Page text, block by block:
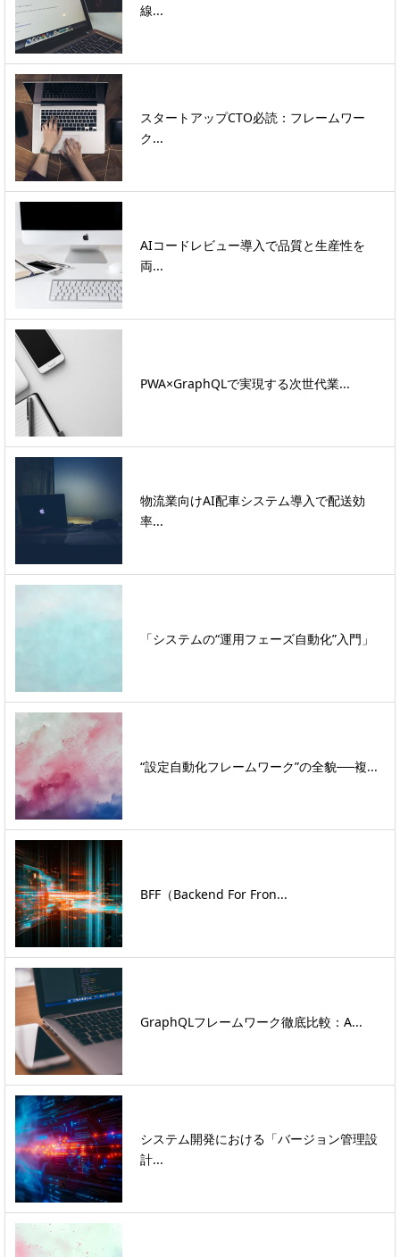
線...
スタートアップCTO必読：フレームワー
ク...
AIコードレビュー導入で品質と生産性を
両...
PWA×GraphQLで実現する次世代業...
物流業向けAI配車システム導入で配送効
率...
「システムの“運用フェーズ自動化”入門」
“設定自動化フレームワーク”の全貌──複...
BFF（Backend For Fron...
GraphQLフレームワーク徹底比較：A...
システム開発における「バージョン管理設
計...